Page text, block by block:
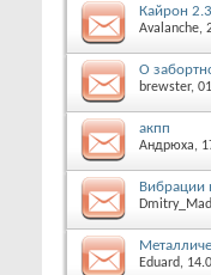
Кайрон
Avalanche,
О
brewster,
акпп
Андрюха,
Вибрации
Dmitry_Mad
Eduard,